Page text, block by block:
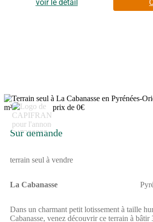
immobilier - Responsable) - Reseau Immo-
voir le détail
3
Sur demande
terrain seul à vendre
La Cabanasse
Dans un charmant petit lotissement à taille
Cabanasse, venez découvrir ce terrain à bâtir